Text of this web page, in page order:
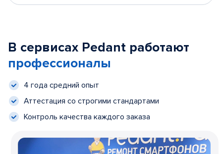
В сервисах Pedant работают
профессионалы
4 года средний опыт
Аттестация со строгими стандартами
Контроль качества каждого заказа